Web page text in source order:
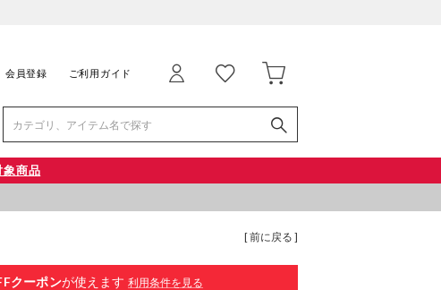
会員登録 ご利用ガイド
象商品
[ 前に戻る ]
クーポンが使えます 利用条件を見る